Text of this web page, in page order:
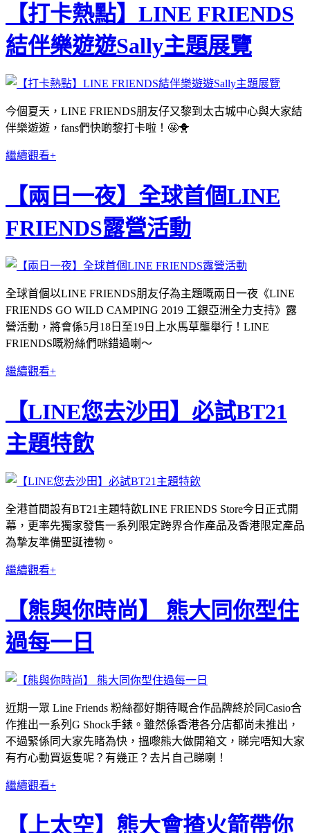
【打卡熱點】LINE FRIENDS
結伴樂遊遊Sally主題展覽
今個夏天， LINE FRIENDS朋友仔又黎到太古城中心與大家結
伴樂遊遊， fans們快啲黎打卡啦！ 🤩🐥
繼續觀看+
【兩日一夜】全球首個LINE
FRIENDS露營活動
全球首個以LINE FRIENDS朋友仔為主題嘅兩日一夜《LINE
FRIENDS GO WILD CAMPING 2019 工銀亞洲全力支持》露
營活動，將會係5月18日至19日上水馬草壟舉行！LINE
FRIENDS嘅粉絲們咪錯過喇～
繼續觀看+
【LINE您去沙田】必試BT21
主題特飲
全港首間設有BT21主題特飲LINE FRIENDS Store今日正式開
幕，更率先獨家發售一系列限定跨界合作產品及香港限定產品
為摯友準備聖誕禮物。
繼續觀看+
【熊與你時尚】 熊大同你型住
過每一日
近期一眾 Line Friends 粉絲都好期待嘅合作品牌終於同Casio合
作推出一系列G Shock手錶。雖然係香港各分店都尚未推出，
不過緊係同大家先睹為快，搵嚟熊大做開箱文，睇完唔知大家
有冇心動買返隻呢？有幾正？去片自己睇喇！
繼續觀看+
【上太空】熊大會揸火箭帶你